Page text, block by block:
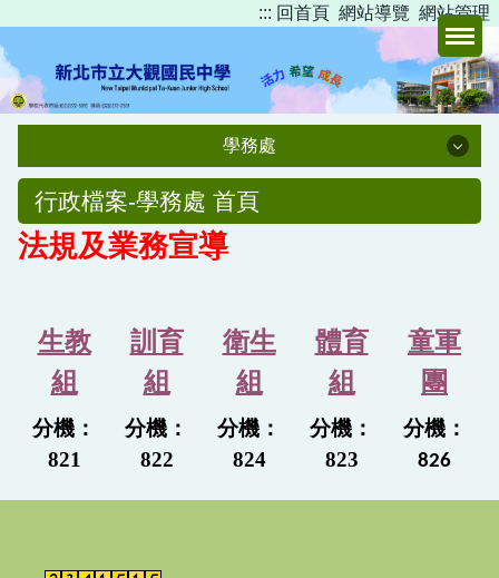
主
要
內
區
::: 回首頁 網站導覽 網站管理
學務處
學務處
餐食券
服務學習專區
品德教育
防災教育專區
行政檔案-學務處 首頁
法規及業務宣導
生教
組
分機：
821
訓育
組
分機：
822
衛生
組
分機：
824
體育
組
分機：
823
童軍
團
分機：
826